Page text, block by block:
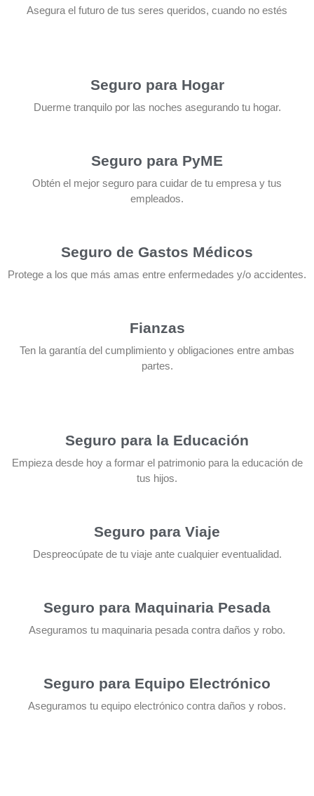
Asegura el futuro de tus seres queridos, cuando no estés
Seguro para Hogar
Duerme tranquilo por las noches asegurando tu hogar.
Seguro para PyME
Obtén el mejor seguro para cuidar de tu empresa y tus
empleados.
Seguro de Gastos Médicos
Protege a los que más amas entre enfermedades y/o accidentes.
Fianzas
Ten la garantía del cumplimiento y obligaciones entre ambas
partes.
Seguro para la Educación
Empieza desde hoy a formar el patrimonio para la educación de
tus hijos.
Seguro para Viaje
Despreocúpate de tu viaje ante cualquier eventualidad.
Seguro para Maquinaria Pesada
Aseguramos tu maquinaria pesada contra daños y robo.
Seguro para Equipo Electrónico
Aseguramos tu equipo electrónico contra daños y robos.